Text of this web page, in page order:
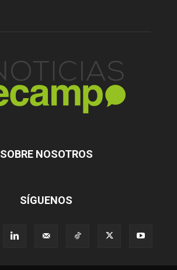
SOBRE NOSOTROS
SÍGUENOS